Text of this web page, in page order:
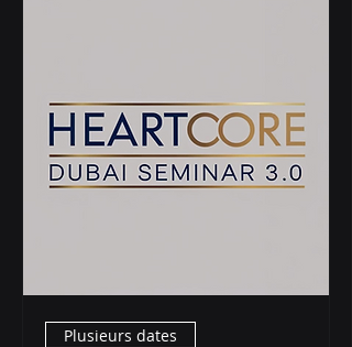
Plusieurs dates